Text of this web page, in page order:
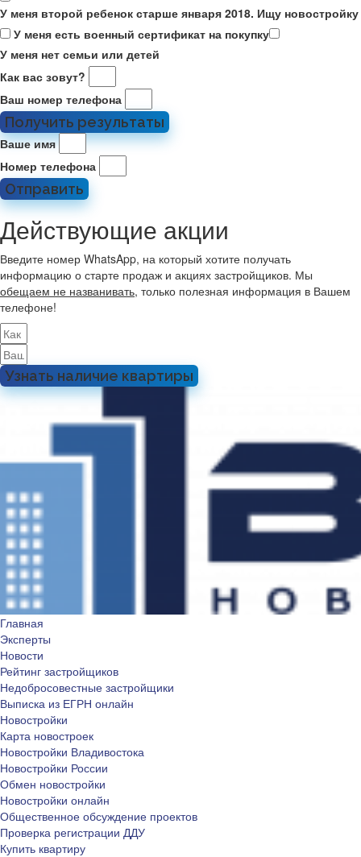
У меня второй ребенок старше января 2018. Ищу новостройку
У меня есть военный сертификат на покупку
У меня нет семьи или детей
Как вас зовут?
Ваш номер телефона
Получить результаты
Ваше имя
Номер телефона
Отправить
Действующие акции
Введите номер WhatsApp, на который хотите получать
информацию о старте продаж и акциях застройщиков. Мы
обещаем не названивать, только полезная информация в Вашем
телефоне!
Узнать наличие квартиры
Главная
Эксперты
Новости
Рейтинг застройщиков
Недобросовестные застройщики
Выписка из ЕГРН онлайн
Новостройки
Карта новостроек
Новостройки Владивостока
Новостройки России
Обмен новостройки
Новостройки онлайн
Общественное обсуждение проектов
Проверка регистрации ДДУ
Купить квартиру